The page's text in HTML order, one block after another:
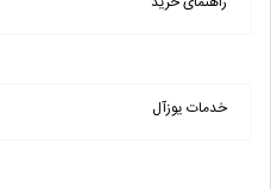
خدمات یوزآل